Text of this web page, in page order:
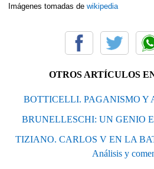
Imágenes tomadas de wikipedia
OTROS ARTÍCULOS
BOTTICELLI. PAGANISMO Y
BRUNELLESCHI: UN GENIO
TIZIANO. CARLOS V EN LA
Análisis y